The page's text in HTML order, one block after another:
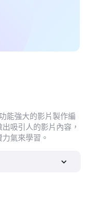
能強大的影片製作編
吸引人的影片內容，
氣來學習。